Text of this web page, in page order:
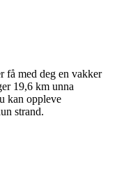
få med deg en vakker
19,6 km unna
kan oppleve
strand.